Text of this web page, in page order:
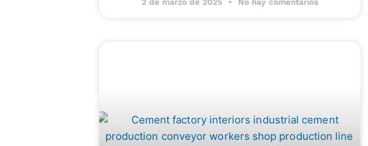
2 de marzo de 2025 No hay comentarios